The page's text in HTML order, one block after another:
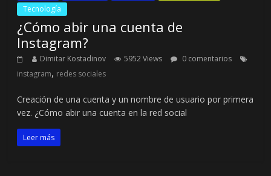
Tecnología
¿Cómo abir una cuenta de
Instagram?
Dimitar Kostadinov 5952 Views
0 comentarios
instagram, redes sociales
Creación de una cuenta y un nombre de usuario por primera
vez. ¿Cómo abir una cuenta en la red social
Leer más